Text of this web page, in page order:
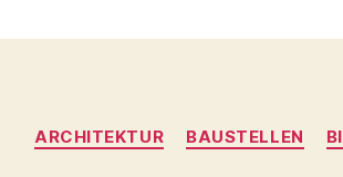
ARCHITEKTUR BAUSTELLEN